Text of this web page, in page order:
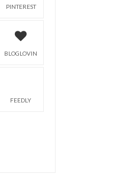
PINTEREST
BLOGLOVIN
FEEDLY